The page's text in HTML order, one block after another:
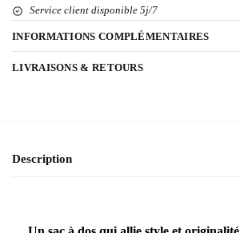
Service client disponible 5j/7
INFORMATIONS COMPLÉMENTAIRES
LIVRAISONS & RETOURS
Description